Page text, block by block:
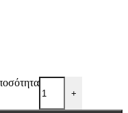
+